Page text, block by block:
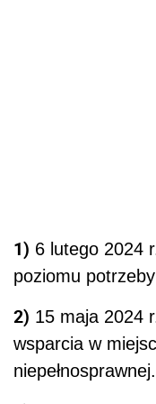
1) 6 lutego 2024
poziomu
2) 15 maja 2024
wsparcia w
niepełnosprawnej.